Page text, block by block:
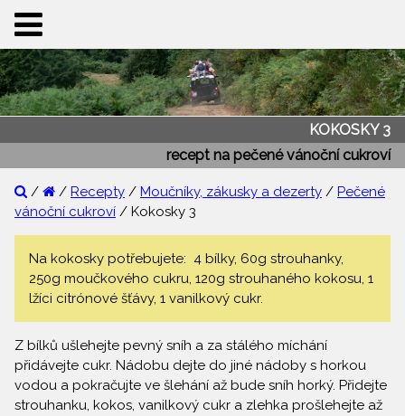
KOKOSKY 3
recept na pečené vánoční cukroví
/ / Recepty / Moučníky, zákusky a dezerty / Pečené
vánoční cukroví / Kokosky 3
Na kokosky potřebujete: 4 bílky, 60g strouhanky,
250g moučkového cukru, 120g strouhaného kokosu, 1
lžíci citrónové šťávy, 1 vanilkový cukr.
Z bílků ušlehejte pevný sníh a za stálého míchání
přidávejte cukr. Nádobu dejte do jiné nádoby s horkou
vodou a pokračujte ve šlehání až bude sníh horký. Přidejte
strouhanku, kokos, vanilkový cukr a zlehka prošlehejte až